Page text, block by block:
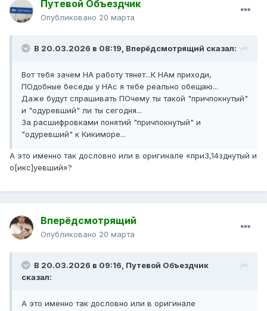
Путевой Объездчик
Опубликовано 20 марта
В 20.03.2026 в 08:19, Вперёдсмотрящий сказал:
Вот тебя зачем НА работу тянет...К НАм приходи,
ПОдобные беседы у НАс я тебе реально обещаю...
Даже будут спрашивать ПОчему ты такой "причпокнутый"
и "одуревший" ли ты сегодня...
За расшифровками понятий "причпокнутый" и
"одуревший" к Кикиморе...
А это именно так дословно или в оригинале «при3,14зднутый и
о[икс]уевший»?
Вперёдсмотрящий
Опубликовано 20 марта
В 20.03.2026 в 09:16, Путевой Объездчик
сказал:
А это именно так дословно или в оригинале